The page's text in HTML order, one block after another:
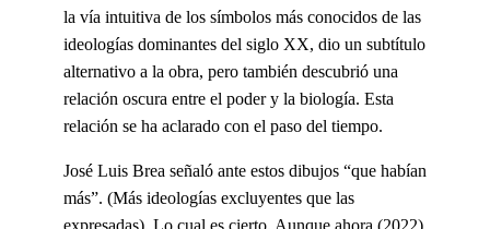
la vía intuitiva de los símbolos más conocidos de las
ideologías dominantes del siglo XX, dio un subtítulo
alternativo a la obra, pero también descubrió una
relación oscura entre el poder y la biología. Esta
relación se ha aclarado con el paso del tiempo.
José Luis Brea señaló ante estos dibujos “que habían
más”. (Más ideologías excluyentes que las
expresadas). Lo cual es cierto. Aunque ahora (2022)